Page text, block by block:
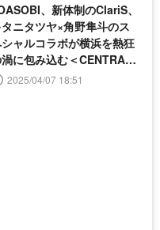
、新体制のClariS、
ニタツヤ×角野隼斗のス
ャルコラボが横浜を熱狂
に包み込む＜CENTRAL
2025/04/07 18:51